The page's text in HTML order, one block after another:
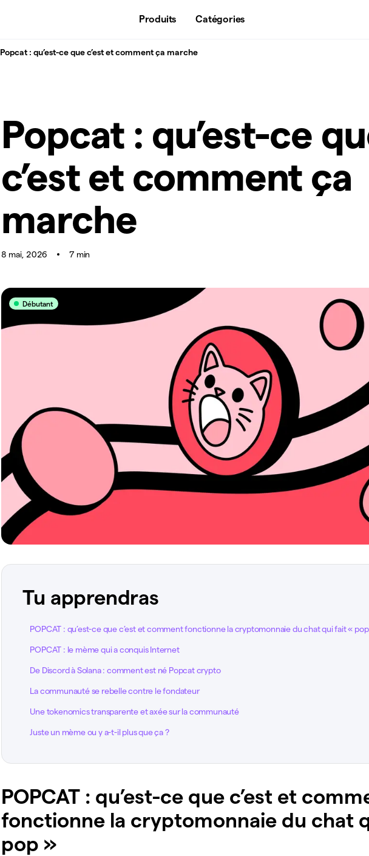
Produits Catégories
Popcat : qu’est-ce que c’est et comment ça marche
Popcat : qu’est-ce
c’est et comment ça
marche
8 mai, 2026 7 min
Débutant
Tu apprendras
POPCAT : qu’est-ce que c’est et comment fonctionne la cryptomonnaie du chat qui fait «
POPCAT : le mème qui a conquis Internet
De Discord à Solana : comment est né Popcat crypto
La communauté se rebelle contre le fondateur
Une tokenomics transparente et axée sur la communauté
Juste un mème ou y a-t-il plus que ça ?
POPCAT : qu’est-ce que c’est et
fonctionne la cryptomonnaie du chat
pop »